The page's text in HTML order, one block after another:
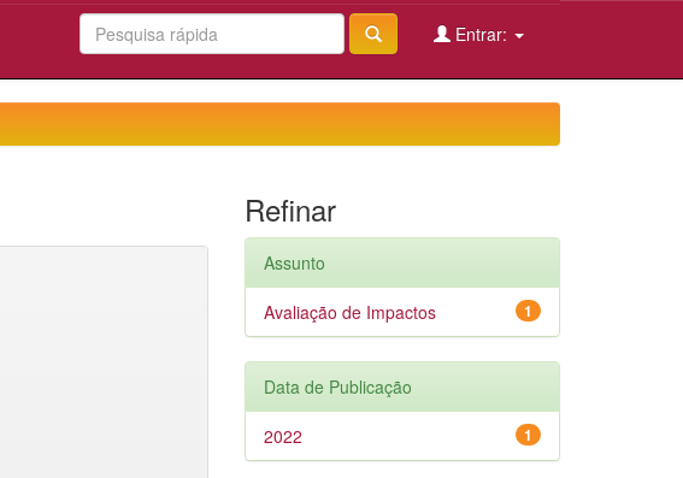
Entrar:
Refinar
Assunto
1
Avaliação de Impactos
Data de Publicação
1
2022